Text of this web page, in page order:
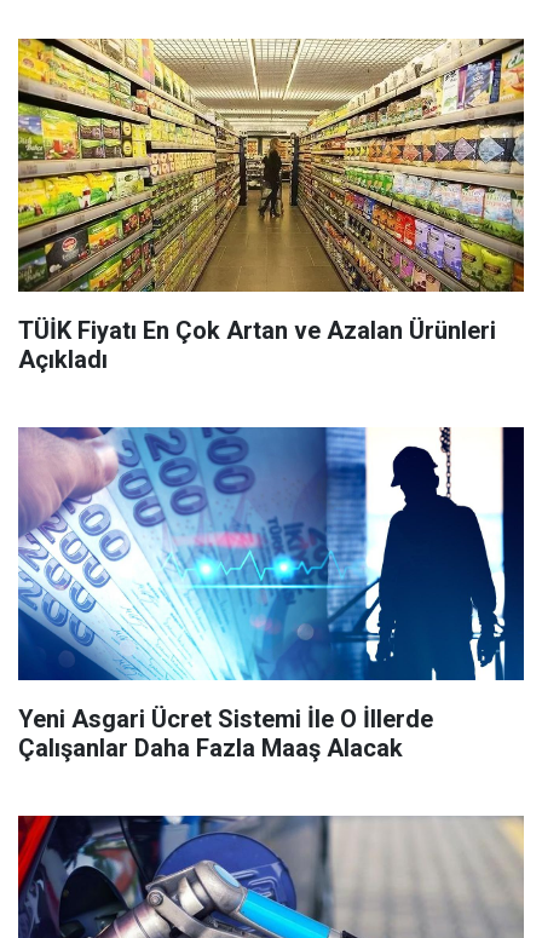
TÜİK Fiyatı En Çok Artan ve Azalan Ürünleri
Açıkladı
Yeni Asgari Ücret Sistemi İle O İllerde
Çalışanlar Daha Fazla Maaş Alacak